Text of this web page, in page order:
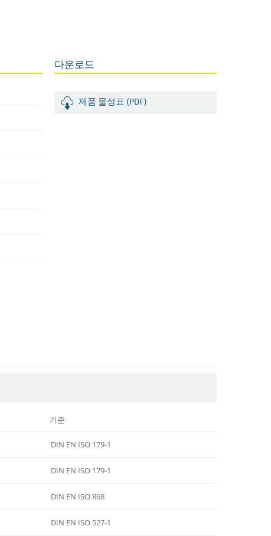
다운로드
제품 물성표 (PDF)
기준
DIN EN ISO 179-1
DIN EN ISO 179-1
DIN EN ISO 868
DIN EN ISO 527-1